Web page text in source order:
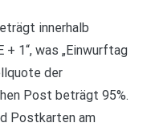
innerhalb
1“, was „Einwurftag
der
Post beträgt 95%.
Postkarten am